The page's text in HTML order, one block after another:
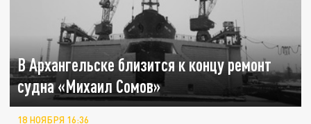
В Архангельске близится к концу ремонт
судна «Михаил Сомов»
18 НОЯБРЯ 16:36